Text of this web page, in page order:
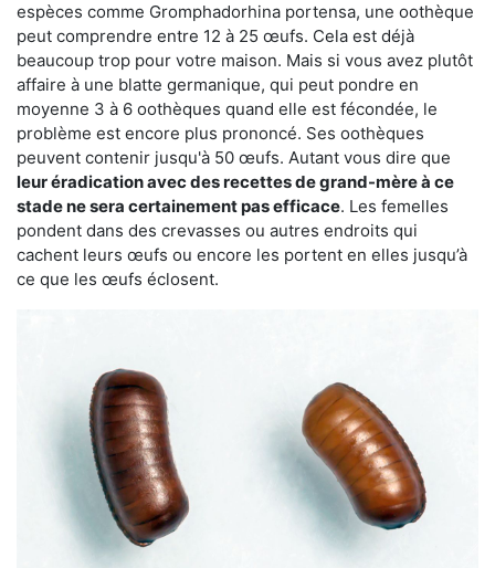
espèces comme Gromphadorhina portensa, une oothèque
peut comprendre entre 12 à 25 œufs. Cela est déjà
beaucoup trop pour votre maison. Mais si vous avez plutôt
affaire à une blatte germanique, qui peut pondre en
moyenne 3 à 6 oothèques quand elle est fécondée, le
problème est encore plus prononcé. Ses oothèques
peuvent contenir jusqu'à 50 œufs. Autant vous dire que
leur éradication avec des recettes de grand-mère à ce
stade ne sera certainement pas efficace. Les femelles
pondent dans des crevasses ou autres endroits qui
cachent leurs œufs ou encore les portent en elles jusqu’à
ce que les œufs éclosent.